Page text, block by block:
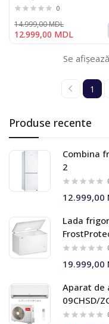
Produse recente
Combina
2
12.999,00
Lada
19.999,00
Aparat de
09CHSD/
0
12.999,00 MDL
14.999,00 MDL
Se
1